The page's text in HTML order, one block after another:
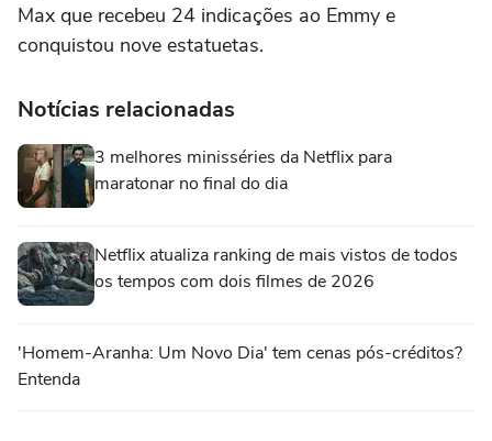
Max que recebeu 24 indicações ao Emmy e
conquistou nove estatuetas.
Notícias relacionadas
3 melhores minisséries da Netflix para
maratonar no final do dia
Netflix atualiza ranking de mais vistos de todos
os tempos com dois filmes de 2026
'Homem-Aranha: Um Novo Dia' tem cenas pós-créditos?
Entenda